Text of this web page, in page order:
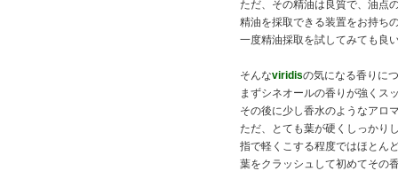
ただ、その精油は良質で、油点
精油を採取できる装置をお持ち
一度精油採取を試してみても良
そんなviridisの気になる香りに
まずシネオールの香りが強くス
その後に少し香水のようなアロ
ただ、とても葉が硬くしっかり
指で軽くこする程度ではほとん
葉をクラッシュして初めてその